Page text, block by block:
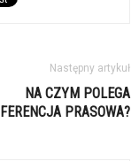
Następny artykuł
NA CZYM POLEGA
PRASOWA?